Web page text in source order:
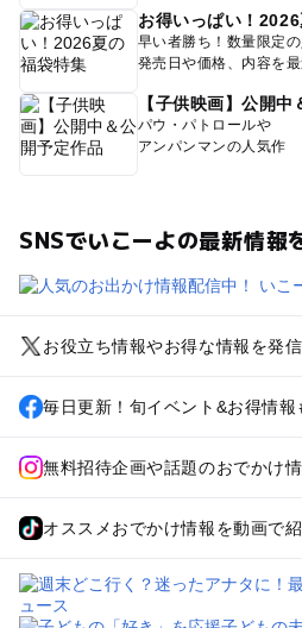
お得いっぱい！
早い者勝ち！数量限定
発売日や価格、内容を
【子供映画】公開
パウ・パトロールや
アンパンマンの人気作
SNSでいこーよの最新情報
お役立ち情報やお得な情報を発信
毎日更新！旬イベント&お得情報
無料招待企画や話題のおでかけ
オススメおでかけ情報を動画で紹